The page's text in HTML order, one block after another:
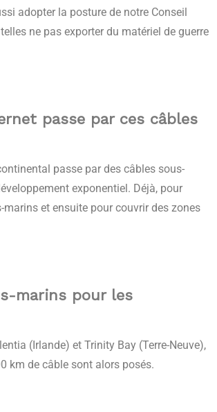
adopter la posture de notre Conseil
ne pas exporter du matériel de guerre
passe par ces câbles
passe par des câbles sous-
exponentiel. Déjà, pour
et ensuite pour couvrir des zones
marins pour les
(Irlande) et Trinity Bay (Terre-Neuve),
km de câble sont alors posés.